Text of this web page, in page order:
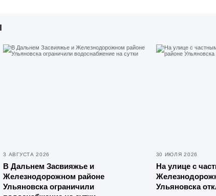
3 АВГУСТА 2026
В Дальнем Засвияжье и
Железнодорожном районе
Ульяновска ограничили
30 ИЮЛЯ 2026
На улице с
Ульяновска